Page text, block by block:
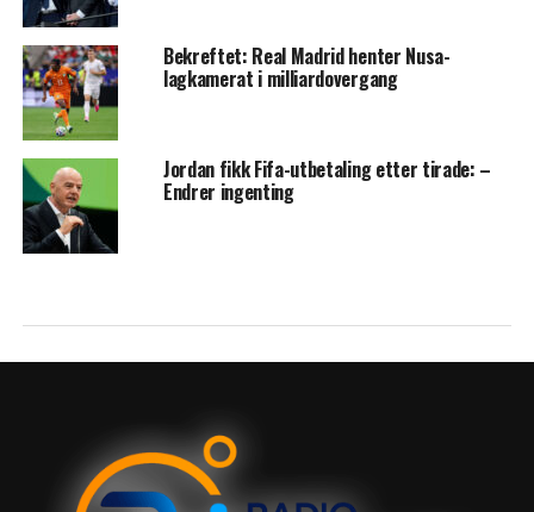
Bekreftet: Real Madrid henter Nusa-
lagkamerat i milliardovergang
Jordan fikk Fifa-utbetaling etter tirade: –
Endrer ingenting